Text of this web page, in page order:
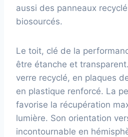
aussi des panneaux
biosourcés.
Le toit, clé de la
être étanche et
verre recyclé, en plaques
en plastique renforcé. La
favorise la récupération
lumière. Son orientation
incontournable en